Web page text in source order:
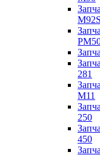
M92S
281
M11
250
450